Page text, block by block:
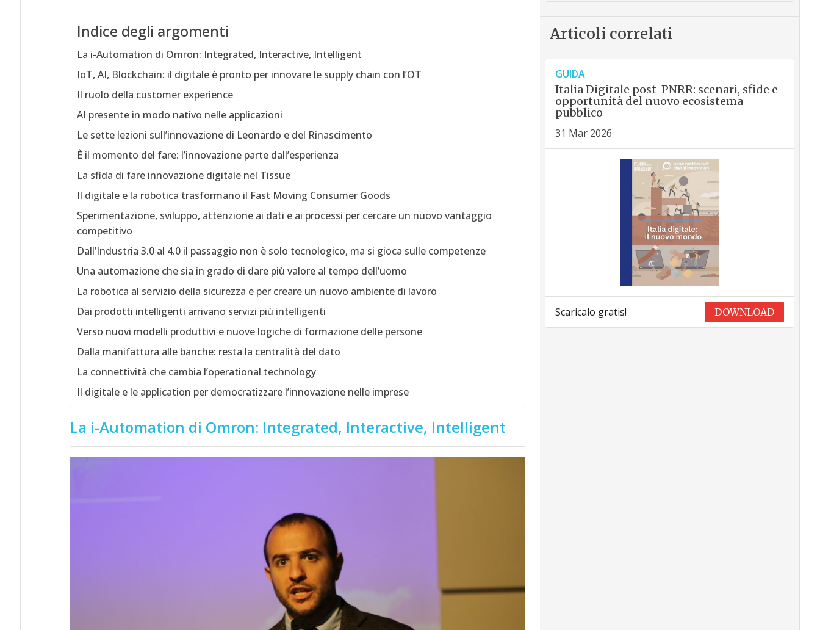
Indice degli argomenti
La i-Automation di Omron: Integrated, Interactive, Intelligent
IoT, AI, Blockchain: il digitale è pronto per innovare le supply chain con l’OT
Il ruolo della customer experience
AI presente in modo nativo nelle applicazioni
Le sette lezioni sull’innovazione di Leonardo e del Rinascimento
È il momento del fare: l’innovazione parte dall’esperienza
La sfida di fare innovazione digitale nel Tissue
Il digitale e la robotica trasformano il Fast Moving Consumer Goods
Sperimentazione, sviluppo, attenzione ai dati e ai processi per cercare un nuovo vantaggio
competitivo
Dall’Industria 3.0 al 4.0 il passaggio non è solo tecnologico, ma si gioca sulle competenze
Una automazione che sia in grado di dare più valore al tempo dell’uomo
La robotica al servizio della sicurezza e per creare un nuovo ambiente di lavoro
Dai prodotti intelligenti arrivano servizi più intelligenti
Verso nuovi modelli produttivi e nuove logiche di formazione delle persone
Dalla manifattura alle banche: resta la centralità del dato
La connettività che cambia l’operational technology
Il digitale e le application per democratizzare l’innovazione nelle imprese
La i-Automation di Omron: Integrated, Interactive, Intelligent
Articoli correlati
GUIDA
Italia Digitale post-PNRR: scenari, sfide e
opportunità del nuovo ecosistema
pubblico
31 Mar 2026
Scaricalo gratis! DOWNLOAD